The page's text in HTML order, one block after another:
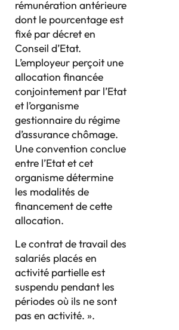
rémunération antérieure
dont le pourcentage est
fixé par décret en
Conseil d’Etat.
L’employeur perçoit une
allocation financée
conjointement par l’Etat
et l’organisme
gestionnaire du régime
d’assurance chômage.
Une convention conclue
entre l’Etat et cet
organisme détermine
les modalités de
financement de cette
allocation.
Le contrat de travail des
salariés placés en
activité partielle est
suspendu pendant les
périodes où ils ne sont
pas en activité. ».